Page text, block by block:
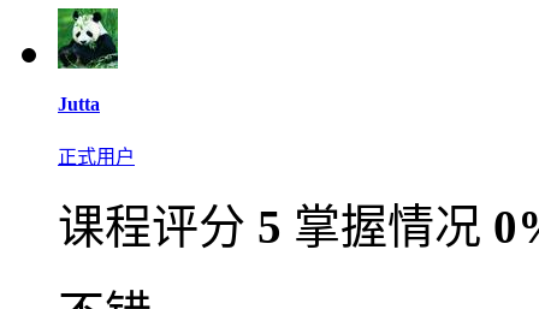
Jutta
正式用户
课程评分 5 掌握情况